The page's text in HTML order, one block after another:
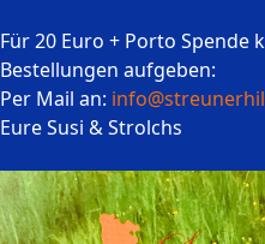
Für 20 Euro + Porto Spende
Bestellungen aufgeben:
Per Mail an:
Eure Susi & Strolchs